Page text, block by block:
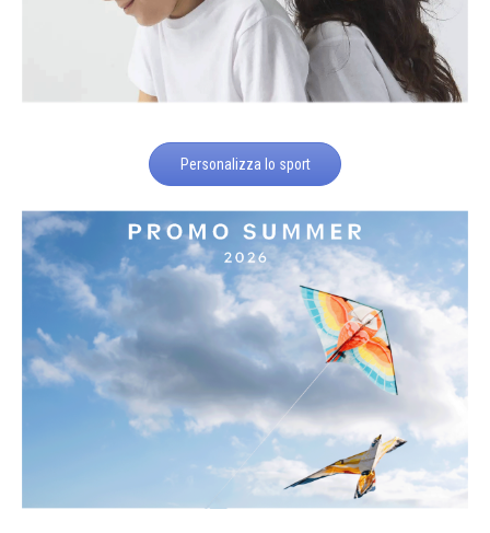
Personalizza lo sport